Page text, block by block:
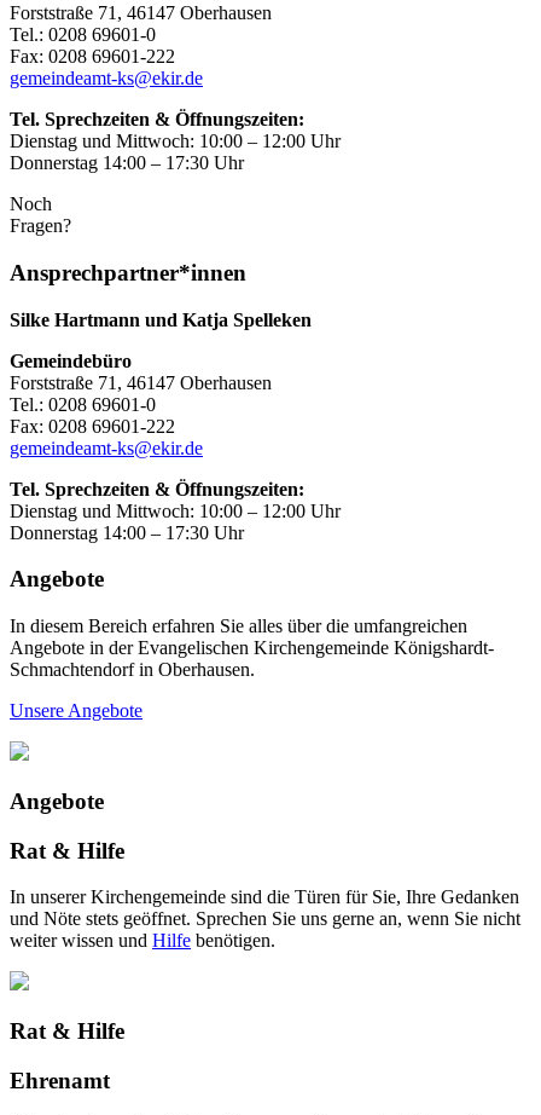
Forststraße 71, 46147 Oberhausen
Tel.: 0208 69601-0
Fax: 0208 69601-222
gemeindeamt-ks@ekir.de
Tel. Sprechzeiten & Öffnungszeiten:
Dienstag und Mittwoch: 10:00 – 12:00 Uhr
Donnerstag 14:00 – 17:30 Uhr
Noch
Fragen?
Ansprechpartner*innen
Silke Hartmann und Katja Spelleken
Gemeindebüro
Forststraße 71, 46147 Oberhausen
Tel.: 0208 69601-0
Fax: 0208 69601-222
gemeindeamt-ks@ekir.de
Tel. Sprechzeiten & Öffnungszeiten:
Dienstag und Mittwoch: 10:00 – 12:00 Uhr
Donnerstag 14:00 – 17:30 Uhr
Angebote
In diesem Bereich erfahren Sie alles über die umfangreichen
Angebote in der Evangelischen Kirchengemeinde Königshardt-
Schmachtendorf in Oberhausen.
Unsere Angebote
Angebote
Rat & Hilfe
In unserer Kirchengemeinde sind die Türen für Sie, Ihre Gedanken
und Nöte stets geöffnet. Sprechen Sie uns gerne an, wenn Sie nicht
weiter wissen und Hilfe benötigen.
Rat & Hilfe
Ehrenamt